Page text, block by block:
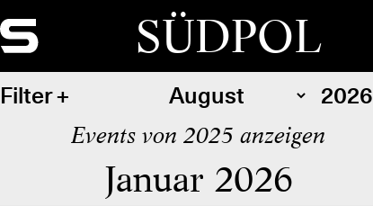
SÜDPOL
Filter
Events von 2025 anzeigen
Januar 2026